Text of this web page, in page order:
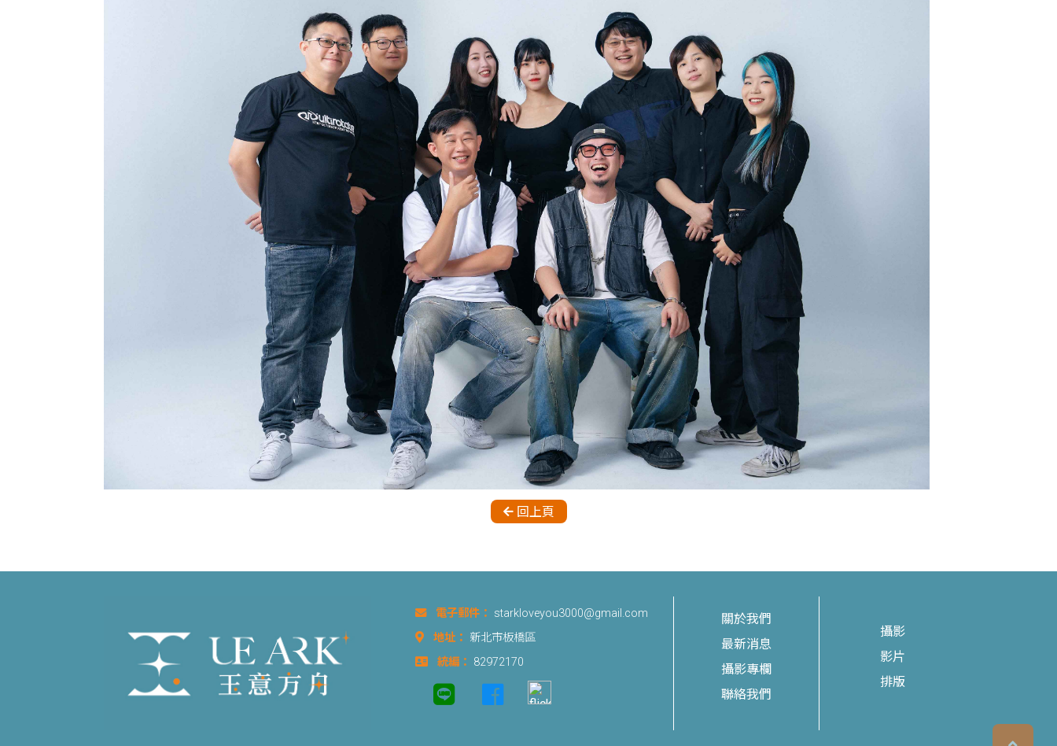
回上頁
電子郵件： starkloveyou3000@gmail.com
地址： 新北市板橋區
統編： 82972170
關於我們
最新消息
攝影專欄
聯絡我們
攝影
影片
排版